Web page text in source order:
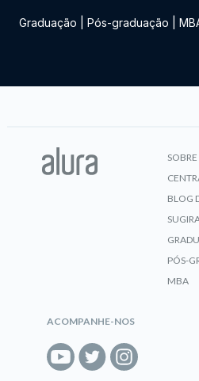
Graduação Pós-graduação
BLOG
PÓS-
MBA
ACOMPANHE-NOS